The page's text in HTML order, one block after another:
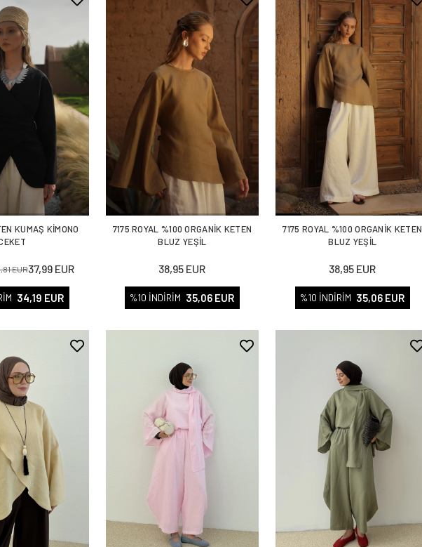
KUMAŞ KİMONO
EUR37,99 EUR
34,19 EUR
7175 ROYAL %100 ORGANİK KETEN
BLUZ YEŞİL
38,95 EUR
%10 İNDİRİM 35,06 EUR
7175 ROYAL %100 ORGANİK KETEN
BLUZ YEŞİL
38,95 EUR
%10 İNDİRİM 35,06 EUR